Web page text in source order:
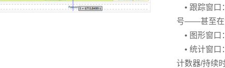
• 跟踪窗口
号——甚至在
• 图形窗口
• 统计窗口
计数器/持续